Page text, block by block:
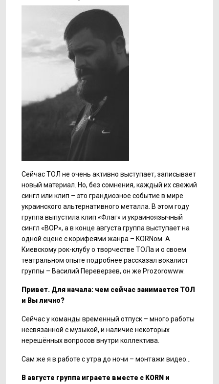
Сейчас ТОЛ не очень активно выступает, записывает
новый материал. Но, без сомнения, каждый их свежий
сингл или клип – это грандиозное событие в мире
украинского альтернативного металла. В этом году
группа выпустила клип «Флаг» и украиноязычный
сингл «ВОР», а в конце августа группа выступает на
одной сцене с корифеями жанра – KORNом. А
Киевскому рок-клубу о творчестве ТОЛа и о своем
театральном опыте подробнее рассказал вокалист
группы – Василий Переверзев, он же Prozorowww.
Привет. Для начала: чем сейчас занимается ТОЛ
и Вы лично?
Сейчас у команды временный отпуск – много работы
несвязанной с музыкой, и наличие некоторых
нерешённых вопросов внутри коллектива.
Сам же я в работе с утра до ночи – монтажи видео…
В августе группа играете вместе с KORN и